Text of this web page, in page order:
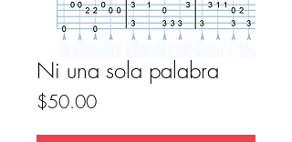
Ni una sola palabra
$50.00Precio